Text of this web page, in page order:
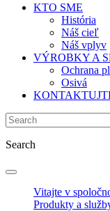
KTO SME
História
Náš cieľ
Náš vplyv
VÝROBKY A
Ochrana
Osivá
Search
Vitajte v
Produkty a